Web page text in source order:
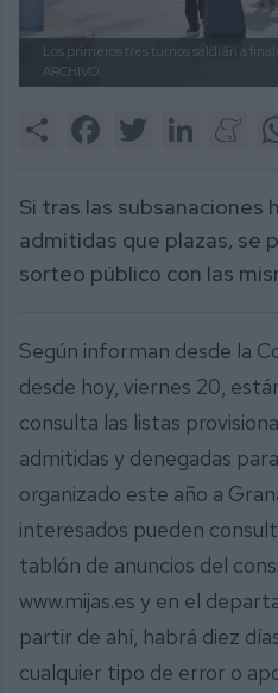
Los primeros tres turnos saldrán a
ARCHIVO
Share FacebookTwitter LinkedIn
Si tras las subsanaciones
admitidas que plazas, se
sorteo público con las
Según informan desde la
desde hoy, viernes 20,
consulta las listas
admitidas y denegadas
organizado este año a
interesados pueden
tablón de anuncios del
www.mijas.es y en el
partir de ahí, habrá diez
cualquier tipo de error o